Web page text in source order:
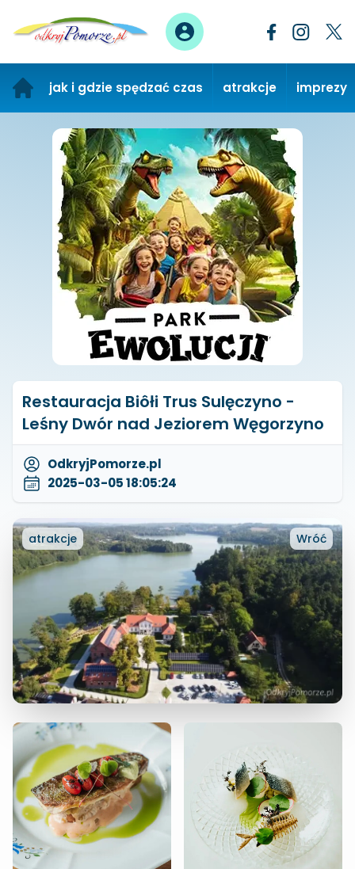
jak i gdzie spędzać czas atrakcje imprezy
Restauracja Biôłi Trus Sulęczyno -
Leśny Dwór nad Jeziorem Węgorzyno
OdkryjPomorze.pl
2025-03-05 18:05:24
atrakcje Wróć